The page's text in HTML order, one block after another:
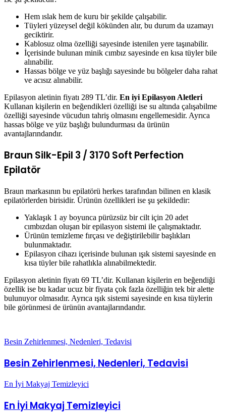
ise şu şekildedir:
Hem ıslak hem de kuru bir şekilde çalışabilir.
Tüyleri yüzeysel değil kökünden alır, bu durum da uzamayı
geciktirir.
Kablosuz olma özelliği sayesinde istenilen yere taşınabilir.
İçerisinde bulunan minik cımbız sayesinde en kısa tüyler bile
alınabilir.
ve acısız alınabilir.
Epilasyon aletinin fiyatı 289 TL’dir.En iyi Epilasyon Aletleri
Kullanan kişilerin en beğendikleri özelliği ise su altında çalışabilme
özelliği sayesinde vücudun tahriş olmasını engellemesidir. Ayrıca
avantajlarındandır.
Braun Silk-Epil 3 / 3170 Soft Perfection
Epilatör
epilatörlerden birisidir. Ürünün özellikleri ise şu şekildedir:
Yaklaşık 1 ay boyunca pürüzsüz bir cilt için 20 adet
cımbızdan oluşan bir epilasyon sistemi ile çalışmaktadır.
Ürünün temizleme fırçası ve değiştirilebilir başlıkları
bulunmaktadır.
kısa tüyler bile rahatlıkla alınabilmektedir.
Epilasyon aletinin fiyatı 69 TL’dir. Kullanan kişilerin en beğendiği
özellik ise bu kadar ucuz bir fiyata çok fazla özelliğin tek bir alette
Besin Zehirlenmesi, Nedenleri, Tedavisi
Besin Zehirlenmesi, Nedenleri, Tedavisi
En İyi Makyaj Temizleyici